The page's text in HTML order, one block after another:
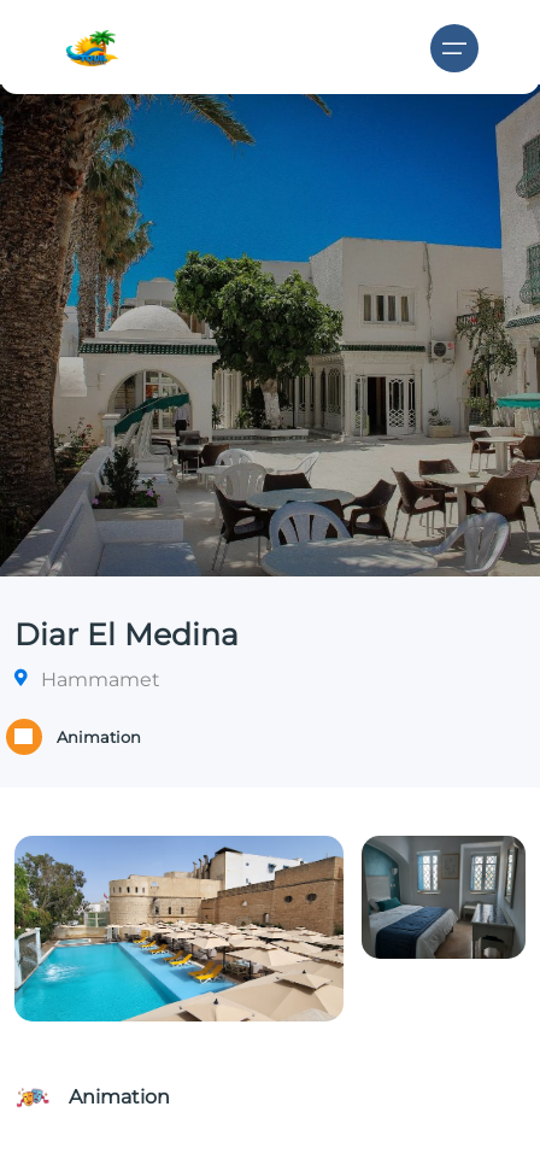
Diar El Medina
Hammamet
Animation
Animation